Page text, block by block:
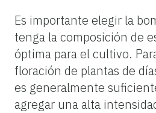
Es importante elegir la
tenga la composición de
óptima para el cultivo.
floración de plantas de
es generalmente
agregar una alta